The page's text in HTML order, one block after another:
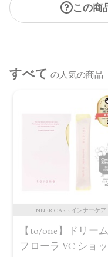
この商
すべて の人気の商品
INNER CARE インナーケア
【to/one】ドリーム
フローラ VC ショッ